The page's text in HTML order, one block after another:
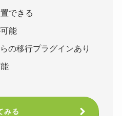
できる
能
の移行プラグインあり
みる